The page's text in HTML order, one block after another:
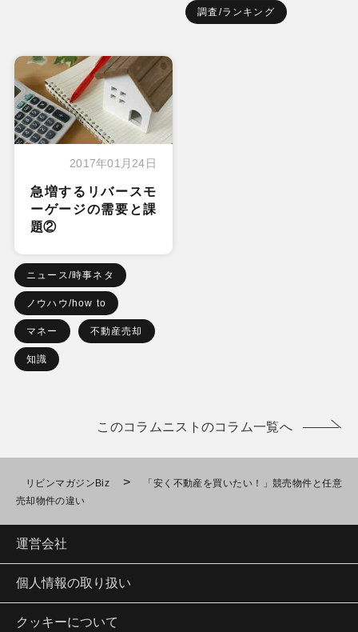
調査/ランキング
2017年01月24日
急増するリバースモ
ーゲージの需要と課
題②
ニュース/時事ネタ
ノウハウ/how to
マネー 不動産売却
知識
このコラムニストのコラム一覧へ
リビンマガジンBiz >
「安く不動産を買いたい！」競売物件と任意
売却物件の違い
運営会社
個人情報の取り扱い
クッキーについて